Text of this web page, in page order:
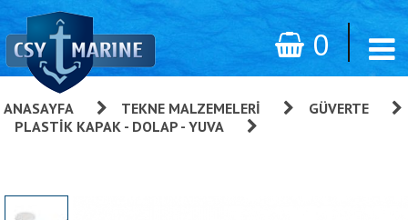
0
ANASAYFA TEKNE MALZEMELERI
GÜVERTE
PLASTIK KAPAK - DOLAP - YUVA